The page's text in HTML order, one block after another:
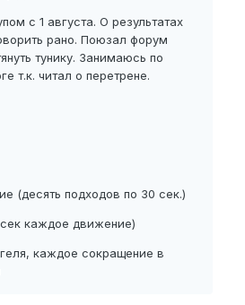
с 1 августа. О результатах
рано. Поюзал форум
тунику. Занимаюсь по
т.к. читал о перетрене.
(десять подходов по 30 сек.)
каждое движение)
каждое сокращение в